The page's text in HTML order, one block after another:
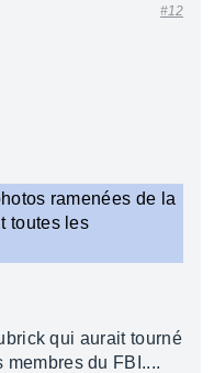
#12
ramenées de la
toutes les
qui aurait tourné
membres du FBI....